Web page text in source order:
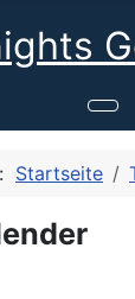
Startseite